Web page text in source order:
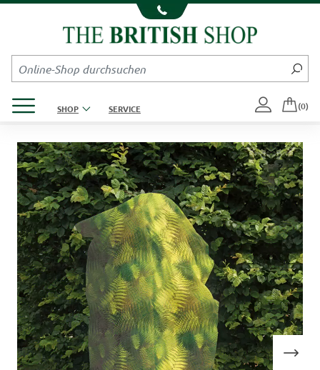
Kompletten Head der Seite überspringen
SHOP SERVICE (0)